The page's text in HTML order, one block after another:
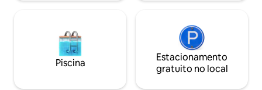
Piscina
Estacionamento
gratuito no local